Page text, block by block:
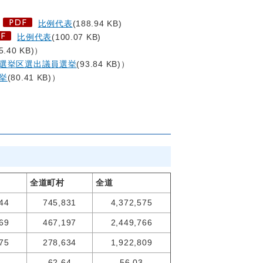
比例代表(188.94 KB)
比例代表(100.07 KB)
KB)）
挙区選出議員選挙(93.84 KB)）
(80.41 KB)）
全道町村 全道
745,831 4,372,575
467,197 2,449,766
278,634 1,922,809